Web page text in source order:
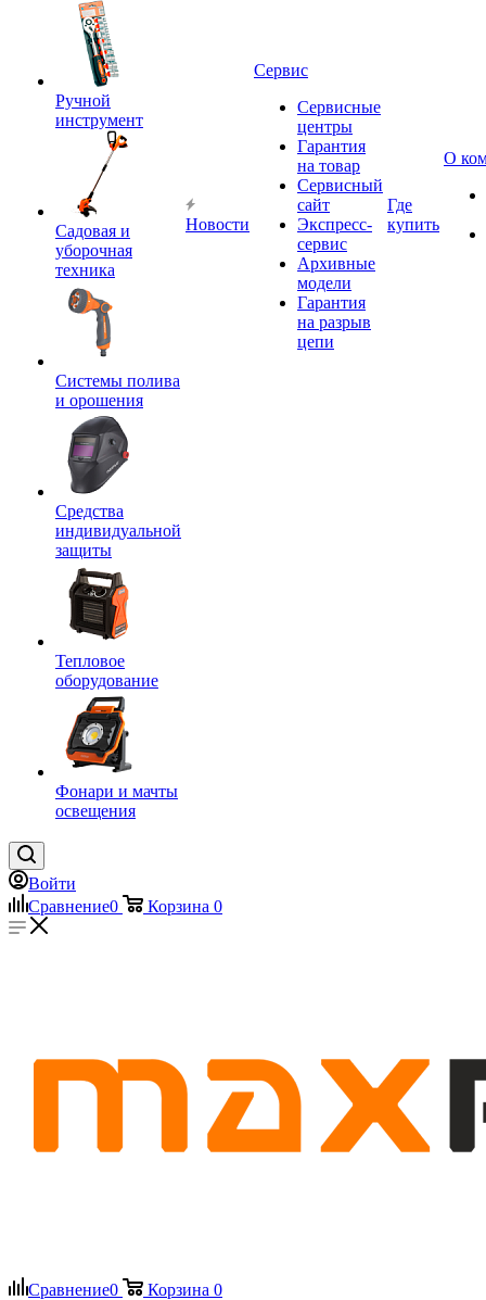
Ручной
инструмент
Садовая и
уборочная
техника
Системы полива
и орошения
Средства
индивидуальной
защиты
Тепловое
оборудование
Фонари и мачты
освещения
Новости
Сервис
Сервисные
центры
Гарантия
на товар
Сервисный
сайт
Экспресс-
сервис
Архивные
модели
Гарантия
на разрыв
цепи
Где
купить
О
Войти
Сравнение0 Корзина 0
Сравнение0 Корзина 0